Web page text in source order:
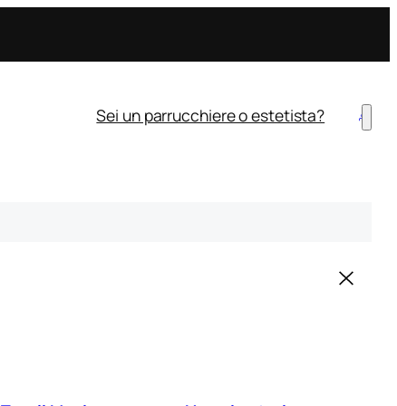
Sei un parrucchiere o estetista?